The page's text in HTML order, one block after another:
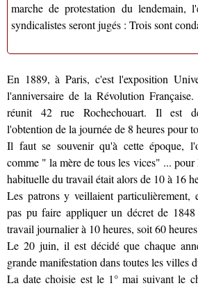
marche de protestation du
syndicalistes seront jugés : Trois sont
En 1889, à Paris, c'est l'exposition
l'anniversaire de la Révolution
réunit 42 rue Rochechouart. Il est
l'obtention de la journée de 8 heures pour
Il faut se souvenir qu'à cette époque,
comme " la mère de tous les vices" ...
habituelle du travail était alors de 10 à 16
Les patrons y veillaient particulièrement,
pas pu faire appliquer un décret de
travail journalier à 10 heures, soit 60
Le 20 juin, il est décidé que chaque
grande manifestation dans toutes les villes
La date choisie est le 1° mai suivant le